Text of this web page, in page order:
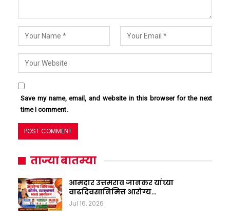
Save my name, email, and website in this browser for the next
time I comment.
ताज्या बातम्या
आमदार उत्तमराव जानकर यांच्या
वाढदिवसानिमित्त आरोग्य…
Jul 16, 2026